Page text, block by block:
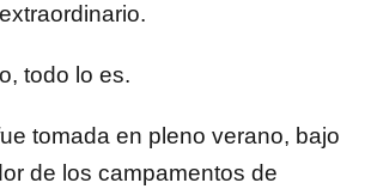
todo lo es.
tomada en pleno verano, bajo
de los campamentos de